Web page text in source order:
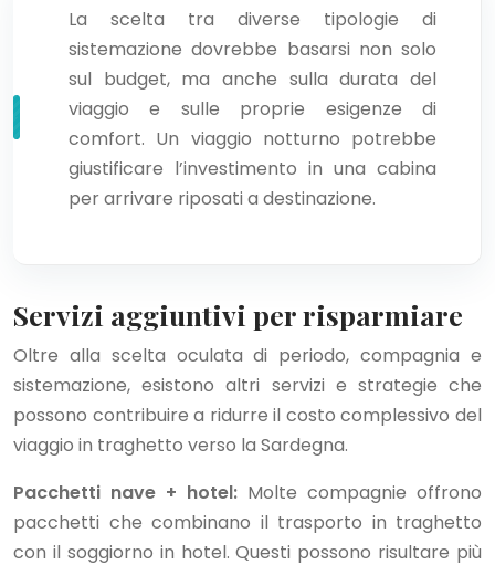
La scelta tra diverse tipologie di
sistemazione dovrebbe basarsi non solo
sul budget, ma anche sulla durata del
viaggio e sulle proprie esigenze di
comfort. Un viaggio notturno potrebbe
giustificare l’investimento in una cabina
per arrivare riposati a destinazione.
Servizi aggiuntivi per risparmiare
Oltre alla scelta oculata di periodo, compagnia e
sistemazione, esistono altri servizi e strategie che
possono contribuire a ridurre il costo complessivo del
viaggio in traghetto verso la Sardegna.
Pacchetti nave + hotel: Molte compagnie offrono
pacchetti che combinano il trasporto in traghetto
con il soggiorno in hotel. Questi possono risultare più